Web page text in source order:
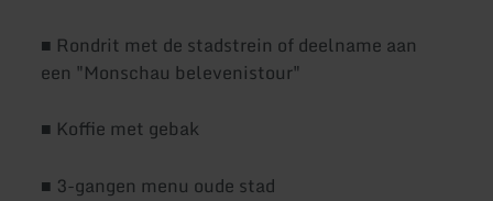
■ Rondrit met de stadstrein of deelname aan
een "Monschau belevenistour"
■ Koffie met gebak
■ 3-gangen menu oude stad